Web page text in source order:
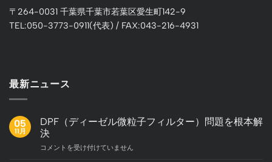
〒264-0031 千葉県千葉市若葉区愛生町142-9
TEL:050-3773-0911(代表) / FAX:043-216-4931
最新ニュース
05
11月
DPF（ディーゼル微粒子フィルター）問題を根本解
決
DPF（デ
コメントを受け付けていません